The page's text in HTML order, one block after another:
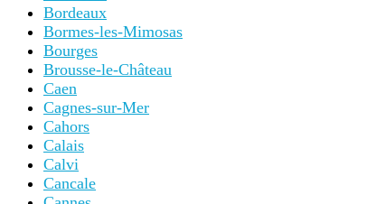
Bordeaux
Bormes-les-Mimosas
Bourges
Brousse-le-Château
Caen
Cagnes-sur-Mer
Cahors
Calais
Calvi
Cancale